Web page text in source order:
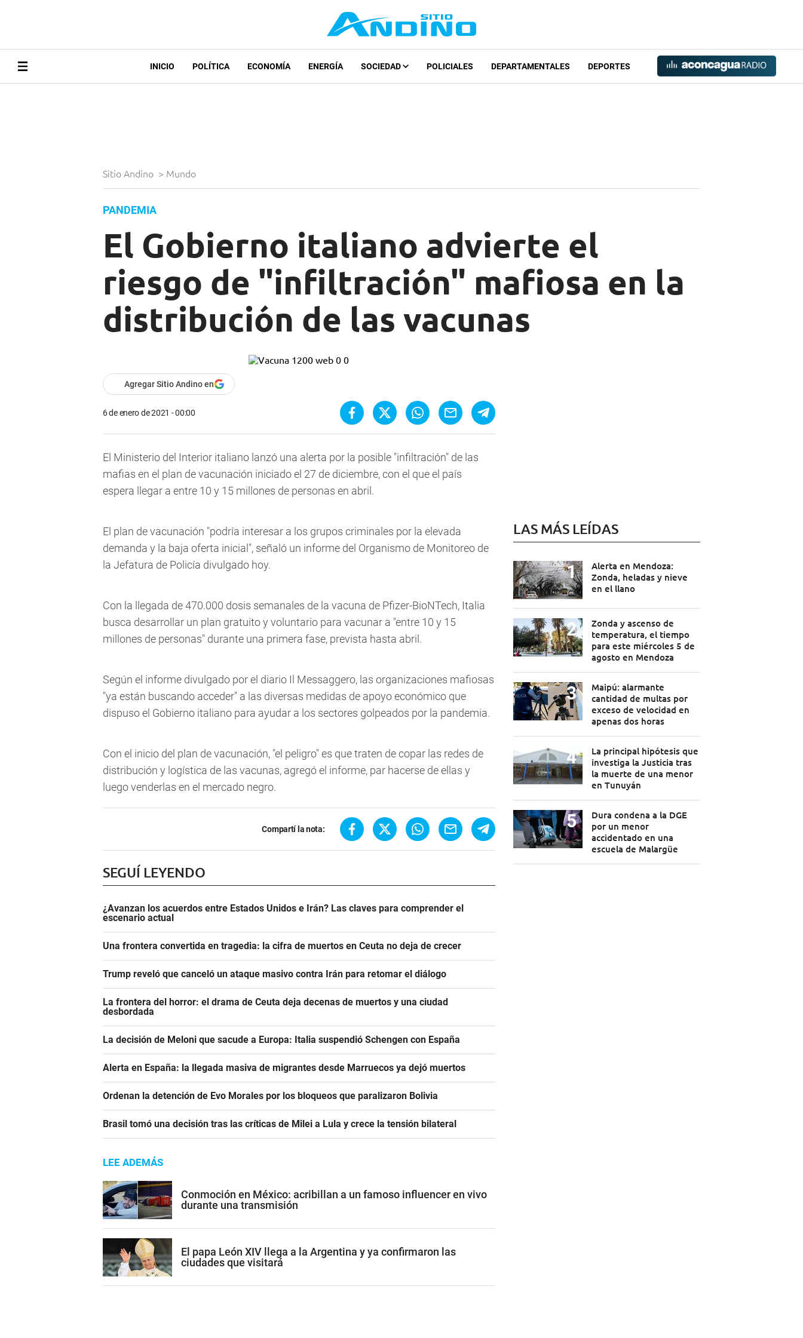
INICIO POLÍTICA ECONOMÍA ENERGÍA SOCIEDAD POLICIALES DEPARTAMENTALES DEPORTES
Sitio Andino > Mundo
PANDEMIA
El Gobierno italiano advierte el
riesgo de "infiltración" mafiosa en la
distribución de las vacunas
Agregar Sitio Andino en
6 de enero de 2021 - 00:00
El Ministerio del Interior italiano lanzó una alerta por la posible "infiltración" de las
mafias en el plan de vacunación iniciado el 27 de diciembre, con el que el país
espera llegar a entre 10 y 15 millones de personas en abril.
El plan de vacunación "podría interesar a los grupos criminales por la elevada
demanda y la baja oferta inicial", señaló un informe del Organismo de Monitoreo de
la Jefatura de Policía divulgado hoy.
Con la llegada de 470.000 dosis semanales de la vacuna de Pfizer-BioNTech, Italia
busca desarrollar un plan gratuito y voluntario para vacunar a "entre 10 y 15
millones de personas" durante una primera fase, prevista hasta abril.
Según el informe divulgado por el diario Il Messaggero, las organizaciones mafiosas
"ya están buscando acceder" a las diversas medidas de apoyo económico que
dispuso el Gobierno italiano para ayudar a los sectores golpeados por la pandemia.
Con el inicio del plan de vacunación, "el peligro" es que traten de copar las redes de
distribución y logística de las vacunas, agregó el informe, par hacerse de ellas y
luego venderlas en el mercado negro.
Compartí la nota:
SEGUÍ LEYENDO
¿Avanzan los acuerdos entre Estados Unidos e Irán? Las claves para comprender el
escenario actual
Una frontera convertida en tragedia: la cifra de muertos en Ceuta no deja de crecer
Trump reveló que canceló un ataque masivo contra Irán para retomar el diálogo
La frontera del horror: el drama de Ceuta deja decenas de muertos y una ciudad
desbordada
La decisión de Meloni que sacude a Europa: Italia suspendió Schengen con España
Alerta en España: la llegada masiva de migrantes desde Marruecos ya dejó muertos
Ordenan la detención de Evo Morales por los bloqueos que paralizaron Bolivia
Brasil tomó una decisión tras las críticas de Milei a Lula y crece la tensión bilateral
LEE ADEMÁS
Conmoción en México: acribillan a un famoso influencer en vivo
durante una transmisión
El papa León XIV llega a la Argentina y ya confirmaron las
ciudades que visitará
LAS MÁS LEÍDAS
Alerta en Mendoza:
Zonda, heladas y nieve
en el llano
Zonda y ascenso de
temperatura, el tiempo
para este miércoles 5 de
agosto en Mendoza
Maipú: alarmante
cantidad de multas por
exceso de velocidad en
apenas dos horas
La principal hipótesis que
investiga la Justicia tras
la muerte de una menor
en Tunuyán
Dura condena a la DGE
por un menor
accidentado en una
escuela de Malargüe